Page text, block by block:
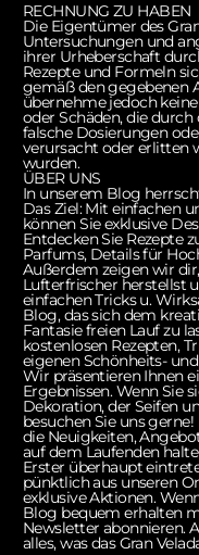
RECHNUNG ZU HABEN
Die Eigentümer des
Untersuchungen und
ihrer Urheberschaft
Rezepte und Formeln
gemäß den gegebenen
übernehme jedoch
oder Schäden, die
falsche Dosierungen
verursacht oder erlitten
wurden.
ÜBER UNS
In unserem Blog
Das Ziel: Mit einfachen
können Sie exklusive
Entdecken Sie Rezepte
Parfums, Details für
Außerdem zeigen wir
Lufterfrischer herstellst
einfachen Tricks u.
Blog, das sich dem
Fantasie freien Lauf zu
kostenlosen Rezepten,
eigenen Schönheits-
Wir präsentieren Ihnen
Ergebnissen. Wenn Sie
Dekoration, der Seifen
besuchen Sie uns
die Neuigkeiten,
auf dem Laufenden
Erster überhaupt
pünktlich aus unseren
exklusive Aktionen.
Blog bequem erhalten
Newsletter abonnieren.
alles, was das Gran